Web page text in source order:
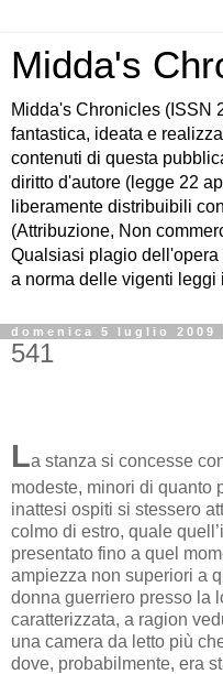
Midda's
Midda's Chronicles (ISSN
fantastica, ideata e
contenuti di questa
diritto d'autore (legge 22
liberamente distribuibili
(Attribuzione, Non
Qualsiasi plagio
a norma delle vigenti leggi
domenica 5 luglio 2009
541
La stanza si concesse
modeste, minori di quanto
inattesi ospiti si stessero
colmo di estro, quale
presentato fino a quel
ampiezza non superiori a
donna guerriero presso la
caratterizzata, a ragion
una camera da letto più
dove, probabilmente, era